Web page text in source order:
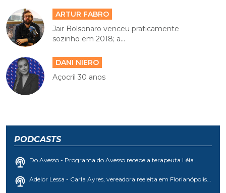
ARTUR FABRO
Jair Bolsonaro venceu praticamente
sozinho em 2018; a...
DANI NIERO
Açocril 30 anos
PODCASTS
Do Avesso - Programa do Avesso recebe a terapeuta Léia...
Adelor Lessa - Carla Ayres, vereadora reeleita em Florianópolis...